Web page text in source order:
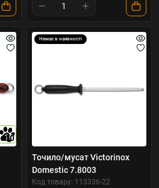
10
Немає в наявності
Точило/мусат Victorinox
Domestic 7.8003
Код товару: 113336-22